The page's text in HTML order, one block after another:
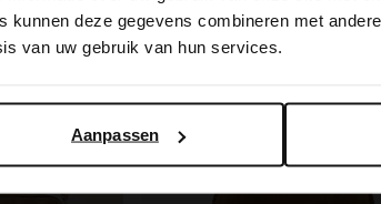
kunnen deze gegevens combineren met
van uw gebruik van hun services.
Aanpassen
-50%
-10% EXTRA